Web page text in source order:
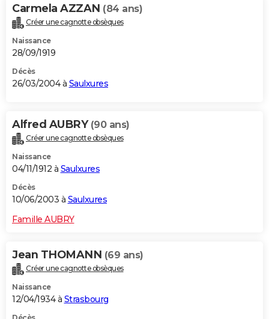
Carmela AZZAN (84 ans)
Créer une cagnotte obsèques
Naissance
28/09/1919
Décès
26/03/2004 à Saulxures
Alfred AUBRY (90 ans)
Créer une cagnotte obsèques
Naissance
04/11/1912 à Saulxures
Décès
10/06/2003 à Saulxures
Famille AUBRY
Jean THOMANN (69 ans)
Créer une cagnotte obsèques
Naissance
12/04/1934 à Strasbourg
Décès